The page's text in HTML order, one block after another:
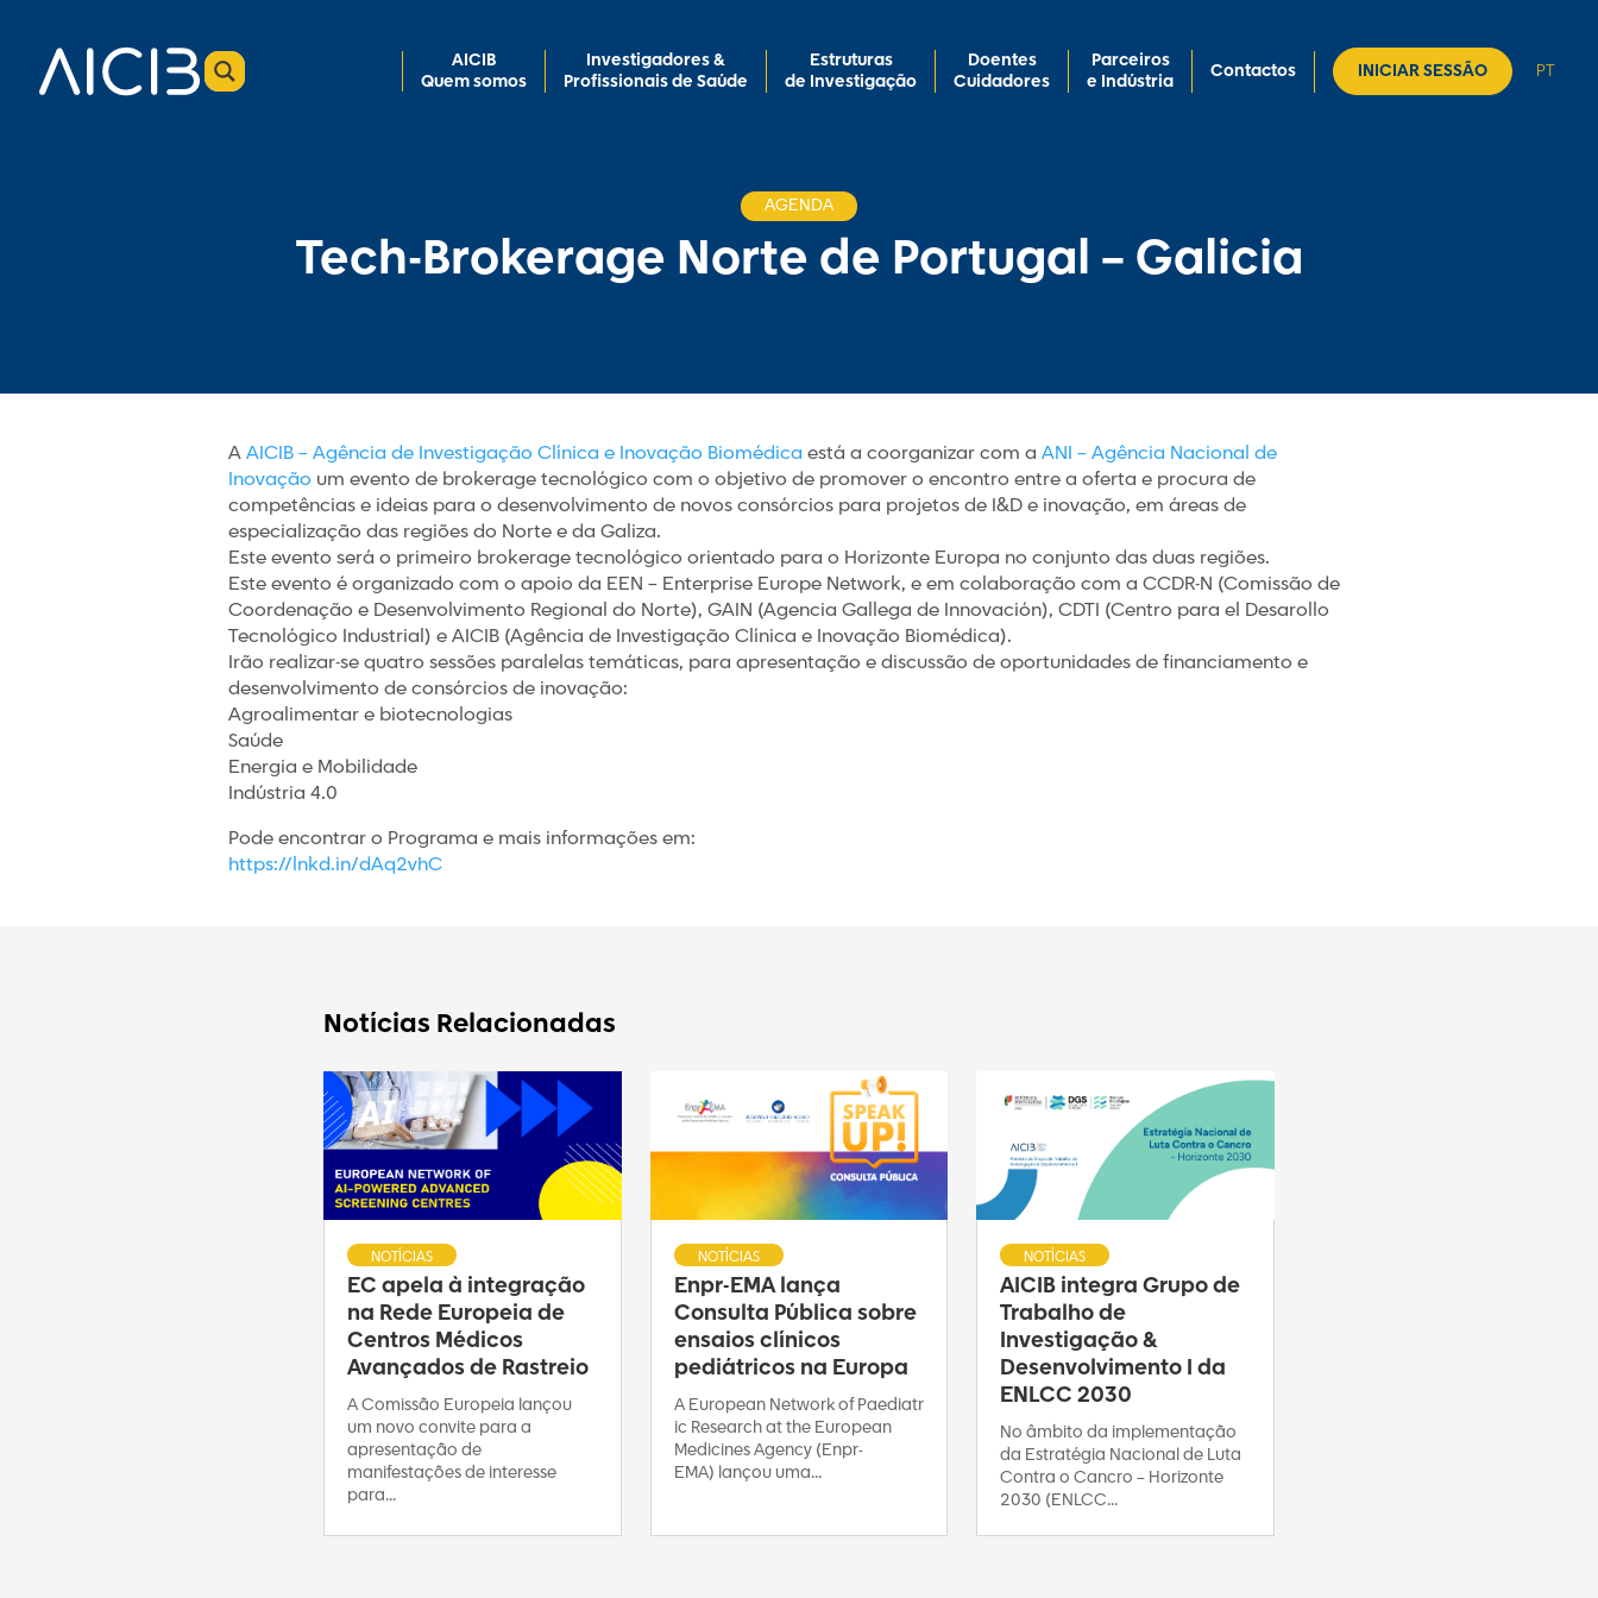
AICIB
Quem somos
Investigadores &
Profissionais de Saúde
Estruturas
de Investigação
Doentes
Cuidadores
Parceiros
e Indústria
Contactos INICIAR SESSÃO PT
AGENDA
Tech-Brokerage Norte de Portugal – Galicia
AAICIB – Agência de Investigação Clínica e Inovação Biomédica está a coorganizar com a ANI – Agência Nacional de
Inovação um evento de brokerage tecnológico com o objetivo de promover o encontro entre a oferta e procura de
competências e ideias para o desenvolvimento de novos consórcios para projetos de I&D e inovação, em áreas de
especialização das regiões do Norte e da Galiza.
Este evento será o primeiro brokerage tecnológico orientado para o Horizonte Europa no conjunto das duas regiões.
Este evento é organizado com o apoio da EEN – Enterprise Europe Network, e em colaboração com a CCDR-N (Comissão de
Coordenação e Desenvolvimento Regional do Norte), GAIN (Agencia Gallega de Innovación), CDTI (Centro para el Desarollo
Tecnológico Industrial) e AICIB (Agência de Investigação Clínica e Inovação Biomédica).
Irão realizar-se quatro sessões paralelas temáticas, para apresentação e discussão de oportunidades de financiamento e
desenvolvimento de consórcios de inovação:
Agroalimentar e biotecnologias
Saúde
Energia e Mobilidade
Indústria 4.0
Pode encontrar o Programa e mais informações em:
https://lnkd.in/dAq2vhC
Notícias Relacionadas
EC apela à integração
na Rede Europeia de
Centros Médicos
Avançados de Rastreio
NOTÍCIAS
A Comissão Europeia lançou
um novo convite para a
apresentação de
manifestações de interesse
para...
Enpr-EMA lança
Consulta Pública sobre
ensaios clínicos
pediátricos na Europa
NOTÍCIAS
A European Network of Paediatr
ic Research at the European
Medicines Agency (Enpr-
EMA) lançou uma...
AICIB integra Grupo de
Trabalho de
Investigação &
Desenvolvimento I da
ENLCC 2030
NOTÍCIAS
No âmbito da implementação
da Estratégia Nacional de Luta
Contra o Cancro – Horizonte
2030 (ENLCC...